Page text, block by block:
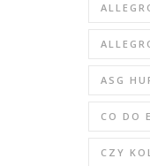
ASG
CO DO
CZY